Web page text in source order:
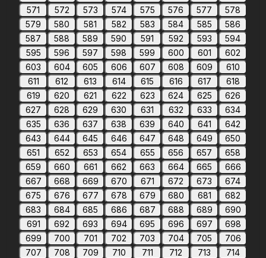
571
572 573 574 575 576 577
578
579
580 581 582 583 584 585
586
587
588 589 590 591 592 593
594
595
596 597 598 599 600 601
602
603
604 605 606 607 608 609
610
611
612 613 614 615 616 617
618
619
620 621 622 623 624 625
626
627
628 629 630 631 632 633
634
635
636 637 638 639 640 641
642
643
644 645 646 647 648 649
650
651
652 653 654 655 656 657
658
659
660 661 662 663 664 665
666
667
668 669 670 671 672 673
674
675
676 677 678 679 680 681
682
683
684 685 686 687 688 689
690
691
692 693 694 695 696 697
698
699
700 701 702 703 704 705
706
707
708 709 710 711 712 713
714